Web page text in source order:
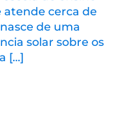
atende cerca de
de uma
solar sobre os
[…]